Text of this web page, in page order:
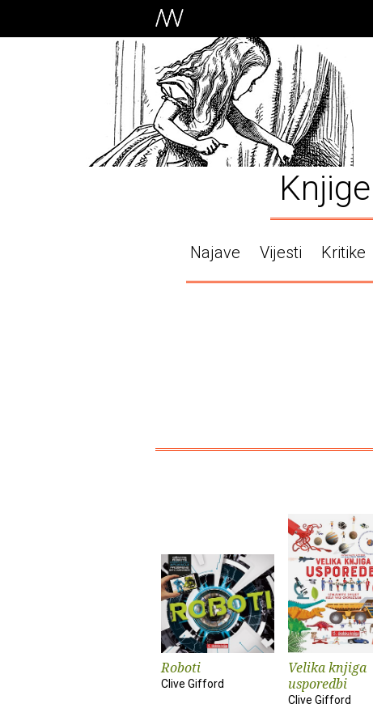
Knjige
Najave Vijesti Kritike
Roboti
Clive Gifford
Velika knjiga
usporedbi
Clive Gifford